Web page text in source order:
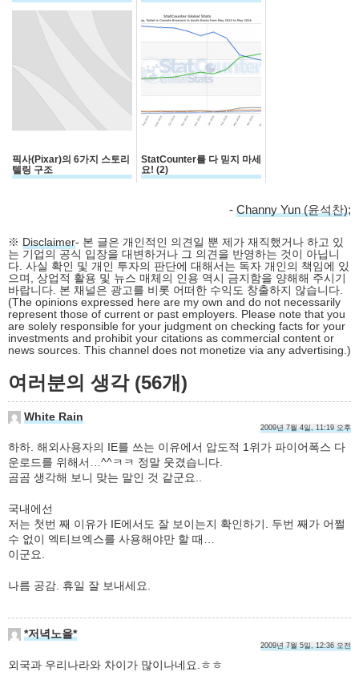
픽사(Pixar)의 6가지 스토리
텔링 구조
StatCounter를 다 믿지 마세
요! (2)
- Channy Yun (윤석찬);
※ Disclaimer- 본 글은 개인적인 의견일 뿐 제가 재직했거나 하고 있
는 기업의 공식 입장을 대변하거나 그 의견을 반영하는 것이 아닙니
다. 사실 확인 및 개인 투자의 판단에 대해서는 독자 개인의 책임에 있
으며, 상업적 활용 및 뉴스 매체의 인용 역시 금지함을 양해해 주시기
바랍니다. 본 채널은 광고를 비롯 어떠한 수익도 창출하지 않습니다.
(The opinions expressed here are my own and do not necessarily
represent those of current or past employers. Please note that you
are solely responsible for your judgment on checking facts for your
investments and prohibit your citations as commercial content or
news sources. This channel does not monetize via any advertising.)
여러분의 생각 (56개)
White Rain
2009년 7월 4일, 11:19 오후
하하. 해외사용자의 IE를 쓰는 이유에서 압도적 1위가 파이어폭스 다
운로드를 위해서…^^ㅋㅋ 정말 웃겼습니다.
곰곰 생각해 보니 맞는 말인 것 같군요..
국내에선
저는 첫번 째 이유가 IE에서도 잘 보이는지 확인하기. 두번 째가 어쩔
수 없이 엑티브엑스를 사용해야만 할 때…
이군요.
나름 공감. 휴일 잘 보내세요.
*저녁노을*
2009년 7월 5일, 12:36 오전
외국과 우리나라와 차이가 많이나네요.ㅎㅎ